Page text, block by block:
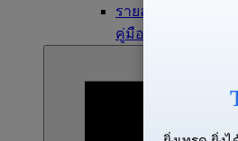
รายละเอียดของสัญ
คู่มือแนะนำผลิตภัณ